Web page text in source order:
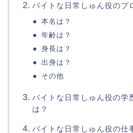
バイトな日常しゅん役のプ
本名は？
年齢は？
身長は？
出身は？
その他
バイトな日常しゅん役の学
は？
バイトな日常しゅん役の仕